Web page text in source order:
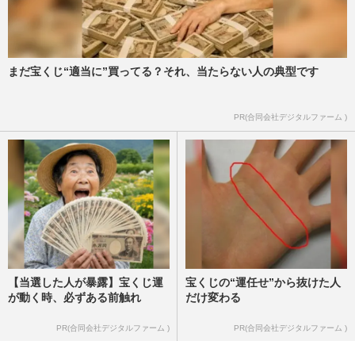
菊川怜「生まれ変わった?」『STORY
web』で“デコルテ全開”の激変披露、電撃
離婚＆アラフィフからの出直し…
まだ宝くじ“適当に”買ってる？それ、当たらない人の典型です
PR(合同会社デジタルファーム )
【当選した人が暴露】宝くじ運
が動く時、必ずある前触れ
PR(合同会社デジタルファーム )
宝くじの“運任せ”から抜けた人
だけ変わる
PR(合同会社デジタルファーム )